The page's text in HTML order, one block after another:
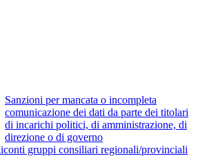
Sanzioni per mancata o incompleta
comunicazione dei dati da parte dei titolari
di incarichi politici, di amministrazione, di
direzione o di governo
gruppi consiliari regionali/provinciali